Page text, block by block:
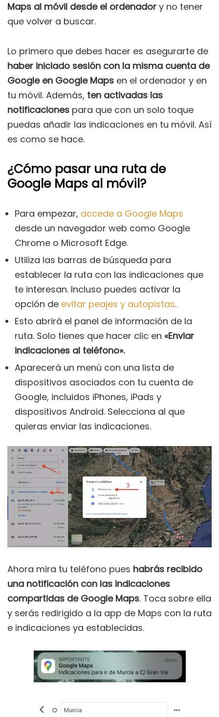
Maps al móvil desde el ordenador y no tener
que volver a buscar.
Lo primero que debes hacer es asegurarte de
haber iniciado sesión con la misma cuenta de
Google en Google Maps en el ordenador y en
tu móvil. Además, ten activadas las
notificaciones para que con un solo toque
puedas añadir las indicaciones en tu móvil. Así
es como se hace.
¿Cómo pasar una ruta de
Google Maps al móvil?
Para empezar, accede a Google Maps
desde un navegador web como Google
Chrome o Microsoft Edge.
Utiliza las barras de búsqueda para
establecer la ruta con las indicaciones que
te interesan. Incluso puedes activar la
opción de evitar peajes y autopistas.
Esto abrirá el panel de información de la
ruta. Solo tienes que hacer clic en «Enviar
indicaciones al teléfono».
Aparecerá un menú con una lista de
dispositivos asociados con tu cuenta de
Google, incluidos iPhones, iPads y
dispositivos Android. Selecciona al que
quieras enviar las indicaciones.
Ahora mira tu teléfono pues habrás recibido
una notificación con las indicaciones
compartidas de Google Maps. Toca sobre ella
y serás redirigido a la app de Maps con la ruta
e indicaciones ya establecidas.